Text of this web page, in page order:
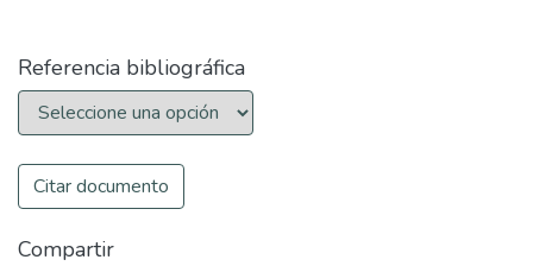
Referencia bibliográfica
Citar documento
Compartir